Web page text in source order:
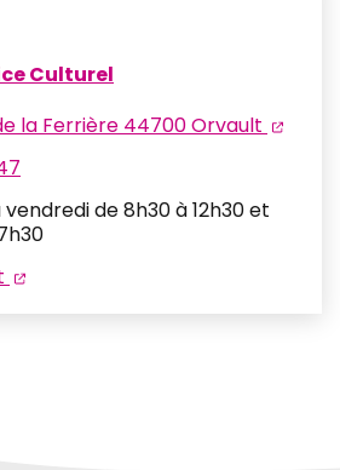
Culturel
la Ferrière 44700 Orvault
de 8h30 à 12h30 et